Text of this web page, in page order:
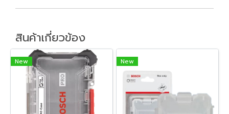
สินค้าเกี่ยวข้อง
New New